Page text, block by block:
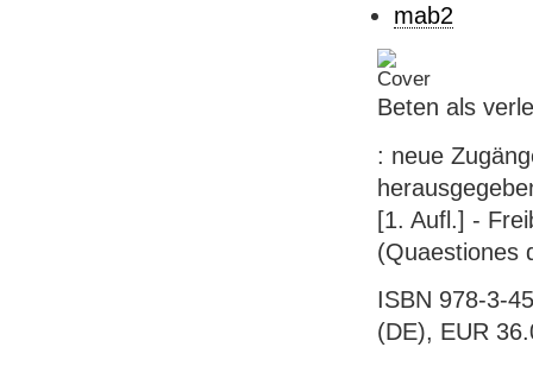
mab2
Beten als
: neue
[1. Aufl.] -
(Quaestiones
ISBN 978-3-
(DE), EUR